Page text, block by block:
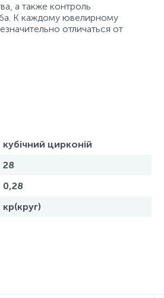
а также контроль
К каждому ювелирному
отличаться от
кубічний цирконій
28
0,28
кр(круг)